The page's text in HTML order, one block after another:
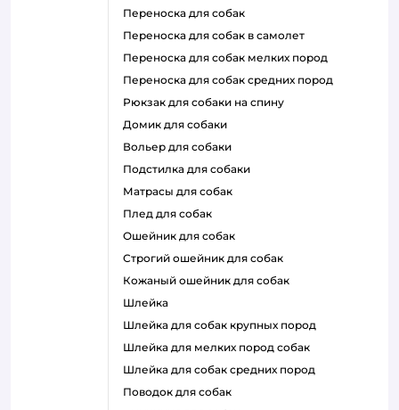
переноска для собак
переноска для собак в самолет
переноска для собак мелких пород
переноска для собак средних пород
рюкзак для собаки на спину
домик для собаки
вольер для собаки
подстилка для собаки
матрасы для собак
плед для собак
ошейник для собак
строгий ошейник для собак
кожаный ошейник для собак
шлейка
шлейка для собак крупных пород
шлейка для мелких пород собак
шлейка для собак средних пород
поводок для собак